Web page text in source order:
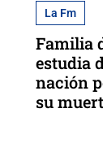
La Fm
Familia
estudia
nación
su